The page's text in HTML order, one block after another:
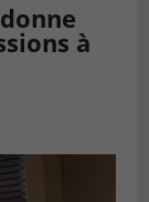
à